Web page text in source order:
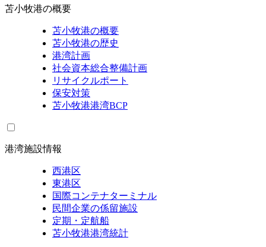
苫小牧港の概要
苫小牧港の概要
苫小牧港の歴史
港湾計画
社会資本総合整備計画
リサイクルポート
保安対策
苫小牧港港湾BCP
港湾施設情報
西港区
東港区
国際コンテナターミナル
民間企業の係留施設
定期・定航船
苫小牧港港湾統計